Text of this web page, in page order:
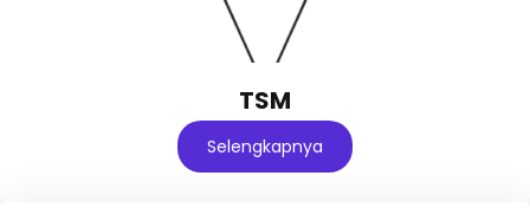
TSM
Selengkapnya